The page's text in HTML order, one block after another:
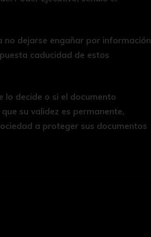
dejarse engañar por información
caducidad de estos
lo decide o si el documento
su validez es permanente,
a proteger sus documentos